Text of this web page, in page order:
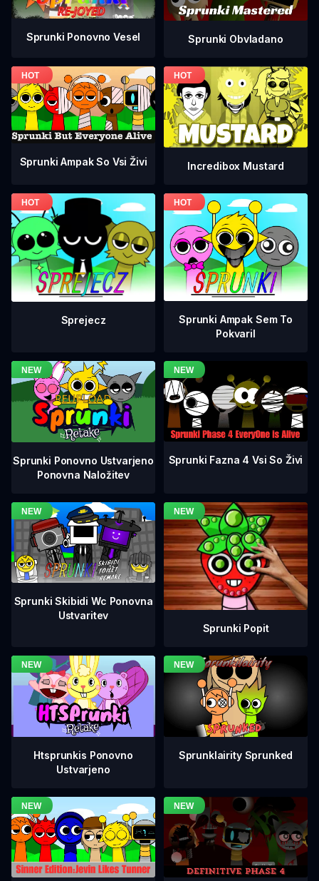
Sprunki Ponovno Vesel Sprunki Obvladano
Sprunki Ampak So Vsi Živi Incredibox Mustard
Sprejecz
Sprunki Ampak Sem To
Pokvaril
Sprunki Ponovno Ustvarjeno
Ponovna Naložitev
Sprunki Fazna 4 Vsi So Živi
Sprunki Skibidi Wc Ponovna
Ustvaritev
Sprunki Popit
Htsprunkis Ponovno
Ustvarjeno
Sprunklairity Sprunked